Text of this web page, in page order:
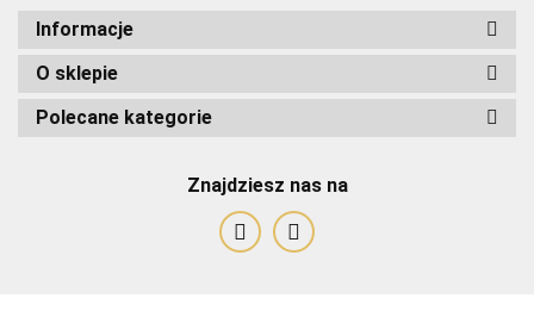
Alessandro Paoli
Informacje
O sklepie
Polecane kategorie
Znajdziesz nas na